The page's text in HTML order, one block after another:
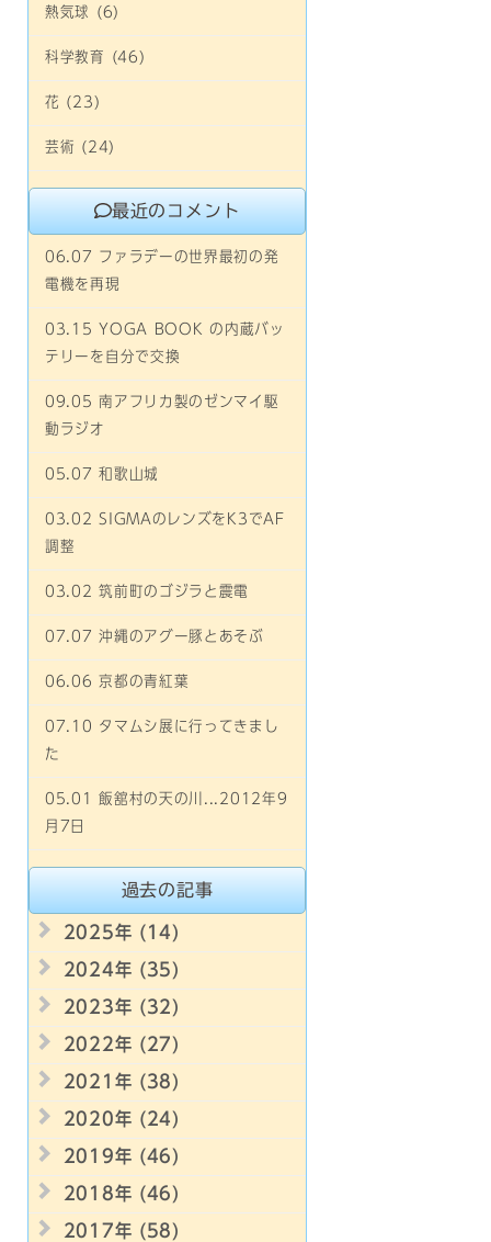
熱気球 (6)
科学教育 (46)
花 (23)
芸術 (24)
最近のコメント
06.07 ファラデーの世界最初の発
電機を再現
03.15 YOGA BOOK の内蔵バッ
テリーを自分で交換
09.05 南アフリカ製のゼンマイ駆
動ラジオ
05.07 和歌山城
03.02 SIGMAのレンズをK3でAF
調整
03.02 筑前町のゴジラと震電
07.07 沖縄のアグー豚とあそぶ
06.06 京都の青紅葉
07.10 タマムシ展に行ってきまし
た
05.01 飯舘村の天の川...2012年9
月7日
過去の記事
2025年 (14)
2024年 (35)
2023年 (32)
2022年 (27)
2021年 (38)
2020年 (24)
2019年 (46)
2018年 (46)
2017年 (58)